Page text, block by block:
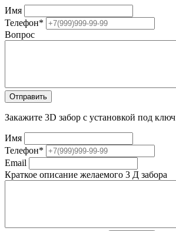
Имя
Телефон*
Вопрос
Закажите 3D забор с установкой под ключ
Имя
Телефон*
Email
Краткое описание желаемого 3 Д забора